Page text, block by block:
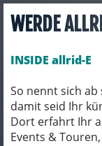
WERDE
INSIDE allrid-E
So nennt sich
damit seid Ihr
Dort erfahrt Ihr
Events &
Toggle navigation